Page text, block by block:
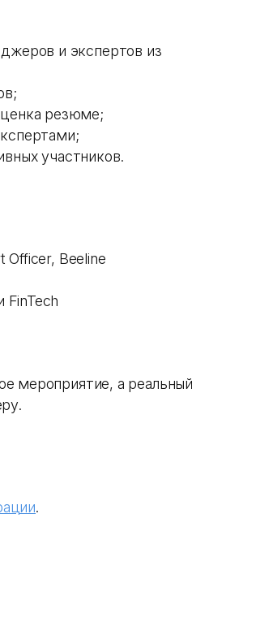
и экспертов из
резюме;
участников.
Officer, Beeline
FinTech
мероприятие, а реальный
.